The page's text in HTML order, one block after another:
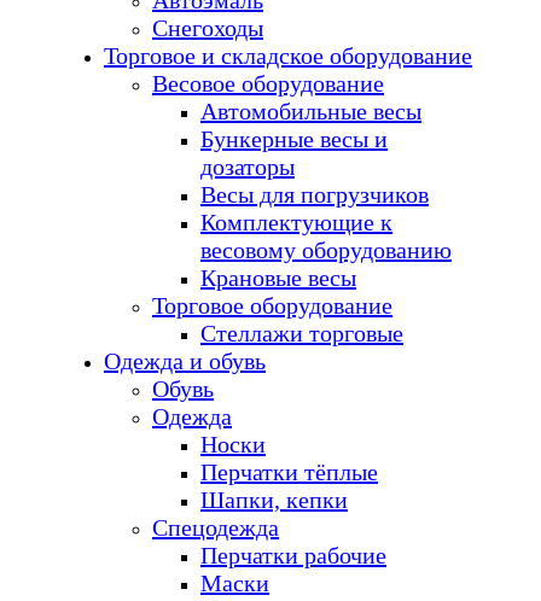
Снегоходы
Торговое и складское оборудование
Весовое оборудование
Автомобильные весы
Бункерные весы и
дозаторы
Весы для погрузчиков
Комплектующие к
весовому оборудованию
Крановые весы
Торговое оборудование
Стеллажи торговые
Одежда и обувь
Обувь
Одежда
Носки
Перчатки тёплые
Шапки, кепки
Спецодежда
Перчатки рабочие
Маски